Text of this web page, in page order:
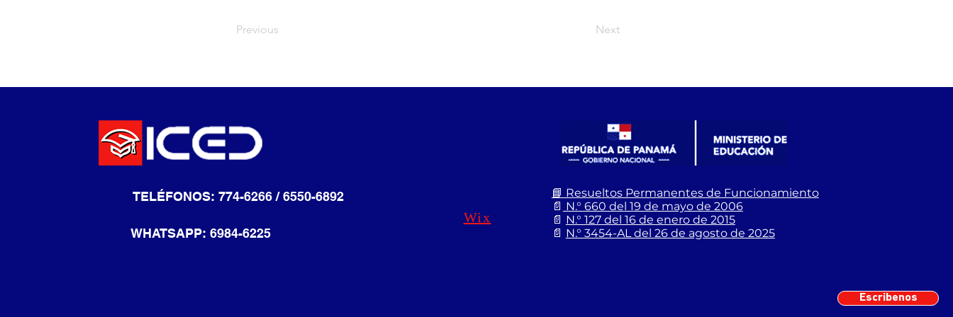
Previous Next
Escribenos
TELÉFONOS: 774-6266 / 6550-6892
WHATSAPP: 6984-6225
📘 Resueltos Permanentes de Funcionamiento
📄 N.° 660 del 19 de mayo de 2006
📄 N.° 127 del 16 de enero de 2015
📄 N.° 3454-AL del 26 de agosto de 2025
Wix